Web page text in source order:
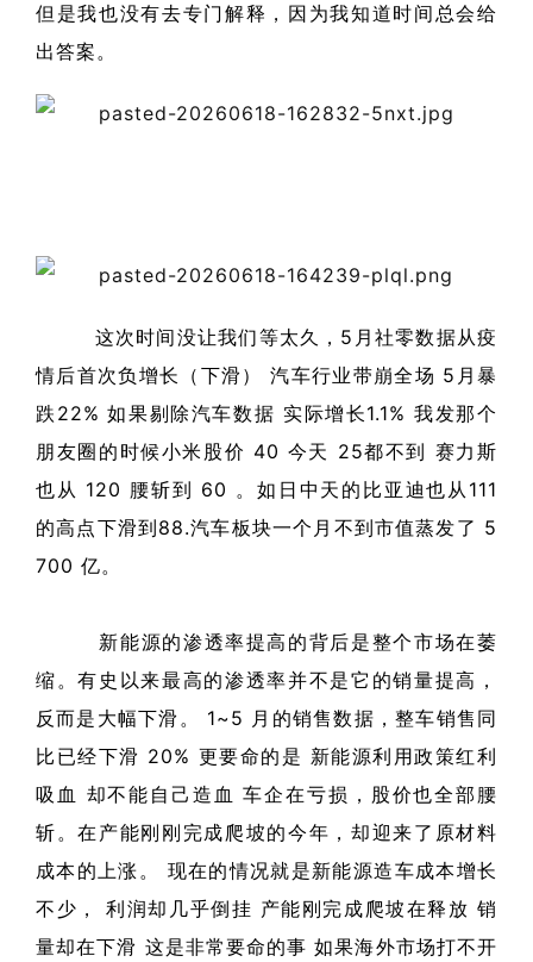
但是我也没有去专门解释，因为我知道时间总会给
出答案。
这次时间没让我们等太久，5月社零数据从疫
情后首次负增长（下滑） 汽车行业带崩全场 5月暴
跌22% 如果剔除汽车数据 实际增长1.1% 我发那个
朋友圈的时候小米股价 40 今天 25都不到 赛力斯
也从 120 腰斩到 60 。如日中天的比亚迪也从111
的高点下滑到88.汽车板块一个月不到市值蒸发了 5
700 亿。
新能源的渗透率提高的背后是整个市场在萎
缩。有史以来最高的渗透率并不是它的销量提高，
反而是大幅下滑。 1~5 月的销售数据，整车销售同
比已经下滑 20% 更要命的是 新能源利用政策红利
吸血 却不能自己造血 车企在亏损，股价也全部腰
斩。在产能刚刚完成爬坡的今年，却迎来了原材料
成本的上涨。 现在的情况就是新能源造车成本增长
不少， 利润却几乎倒挂 产能刚完成爬坡在释放 销
量却在下滑 这是非常要命的事 如果海外市场打不开